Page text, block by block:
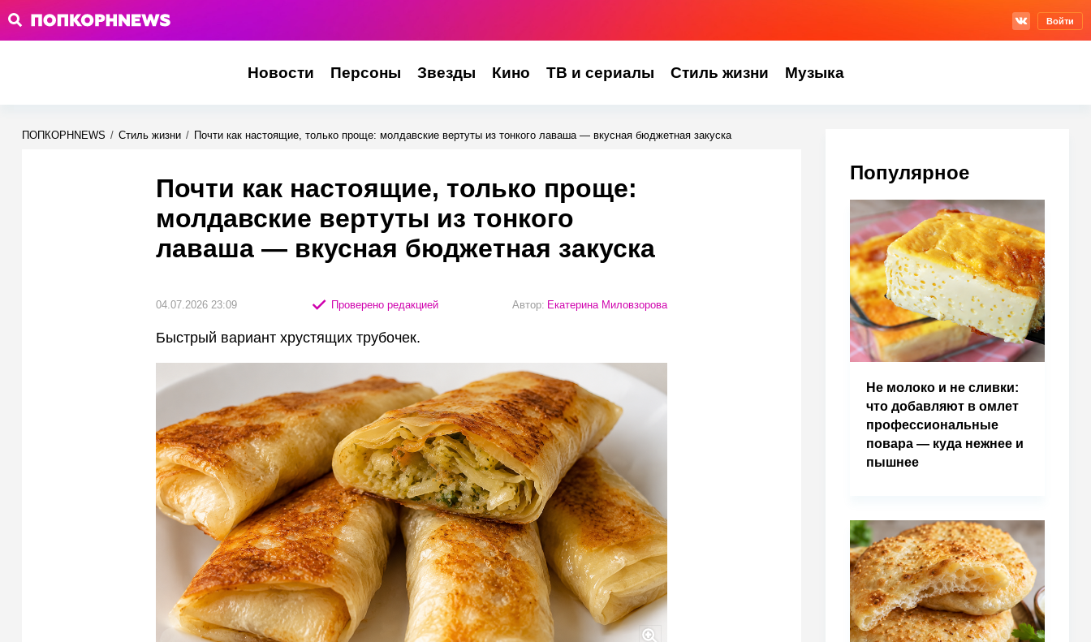
Войти
Новости Персоны Звезды Кино ТВ и сериалы Стиль жизни Музыка
ПОПКОРНNEWS / Стиль жизни / Почти как настоящие, только проще: молдавские вертуты из тонкого лаваша — вкусная бюджетная закуска
Почти как настоящие, только проще:
молдавские вертуты из тонкого
лаваша — вкусная бюджетная закуска
04.07.2026 23:09 Проверено редакцией Автор: Екатерина Миловзорова
Быстрый вариант хрустящих трубочек.
Популярное
Не молоко и не сливки:
что добавляют в омлет
профессиональные
повара — куда нежнее и
пышнее